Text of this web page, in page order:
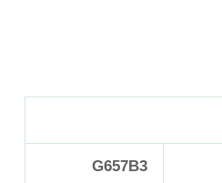
G657B3